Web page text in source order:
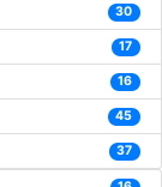
30
17
16
45
37